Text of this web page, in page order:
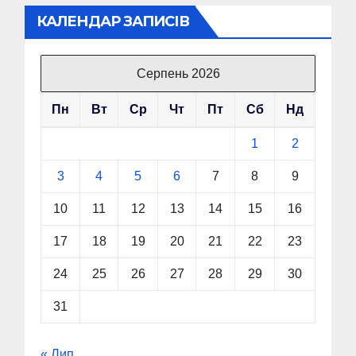
КАЛЕНДАР ЗАПИСІВ
Серпень 2026
Пн Вт Ср Чт Пт Сб Нд
1 2
3 4 5 6 7 8 9
10 11 12 13 14 15 16
17 18 19 20 21 22 23
24 25 26 27 28 29 30
31